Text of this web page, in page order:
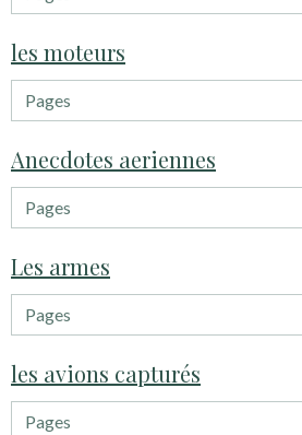
les moteurs
Anecdotes aeriennes
Les armes
les avions capturés